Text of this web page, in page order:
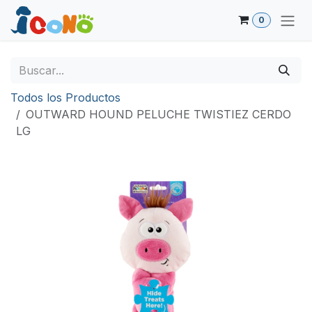
Ir al contenido
0
Todos los Productos
OUTWARD HOUND PELUCHE TWISTIEZ CERDO
LG